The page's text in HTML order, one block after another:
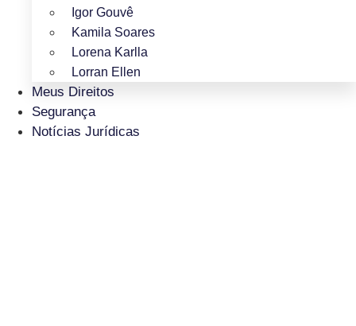
Igor Gouvê
Kamila Soares
Lorena Karlla
Lorran Ellen
Meus Direitos
Segurança
Notícias Jurídicas